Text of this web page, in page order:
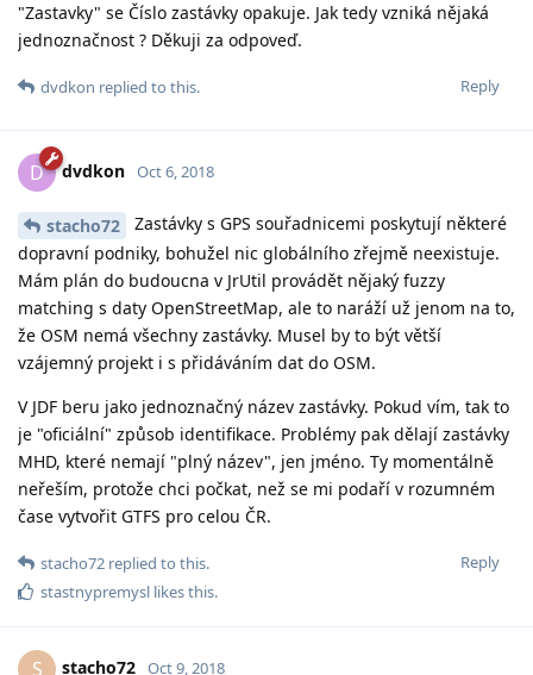
"Zastavky" se Číslo zastávky opakuje. Jak tedy vzniká nějaká
jednoznačnost ? Děkuji za odpoveď.
Reply
dvdkon replied to this.
D dvdkon Oct 6, 2018
stacho72
Zastávky s GPS souřadnicemi poskytují některé
dopravní podniky, bohužel nic globálního zřejmě neexistuje.
Mám plán do budoucna v JrUtil provádět nějaký fuzzy
matching s daty OpenStreetMap, ale to naráží už jenom na to,
že OSM nemá všechny zastávky. Musel by to být větší
vzájemný projekt i s přidáváním dat do OSM.
V JDF beru jako jednoznačný název zastávky. Pokud vím, tak to
je "oficiální" způsob identifikace. Problémy pak dělají zastávky
MHD, které nemají "plný název", jen jméno. Ty momentálně
neřeším, protože chci počkat, než se mi podaří v rozumném
čase vytvořit GTFS pro celou ČR.
Reply
stacho72 replied to this.
stastnypremysl likes this.
S stacho72 Oct 9, 2018